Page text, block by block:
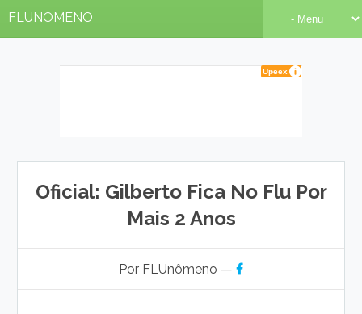
FLUNOMENO
Oficial: Gilberto Fica No Flu Por
Mais 2 Anos
Por FLUnômeno —